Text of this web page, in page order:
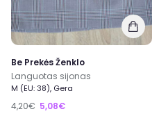
Be Prekės Ženklo
Languotas sijonas
M (EU: 38), Gera
4,20€ 5,08€